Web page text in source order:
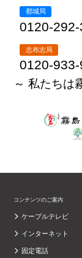
都城局
0120-292-
志布志局
0120-933-
～ 私たちは
コンテンツのご案内
ケーブルテレビ
インターネット
固定電話